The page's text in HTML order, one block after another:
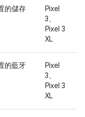
的儲存
Pixel
3、
Pixel 3
XL
的藍牙
Pixel
3、
Pixel 3
XL